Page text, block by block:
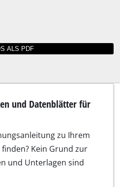
und Datenblätter für
zu Ihrem
Kein Grund zur
und Unterlagen sind